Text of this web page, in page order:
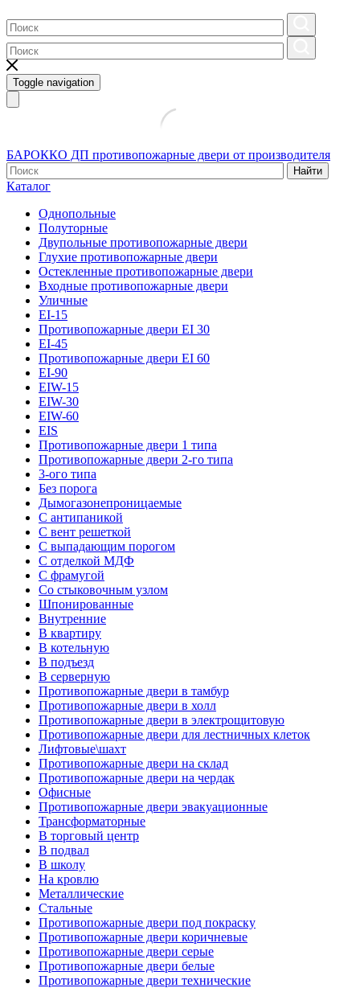
Toggle navigation
БАРОККО ДП противопожарные двери от производителя
Найти
Каталог
Однопольные
Полуторные
Двупольные противопожарные двери
Глухие противопожарные двери
Остекленные противопожарные двери
Входные противопожарные двери
Уличные
EI-15
Противопожарные двери EI 30
EI-45
Противопожарные двери EI 60
EI-90
EIW-15
EIW-30
EIW-60
EIS
Противопожарные двери 1 типа
Противопожарные двери 2-го типа
3-ого типа
Без порога
Дымогазонепроницаемые
С антипаникой
С вент решеткой
С выпадающим порогом
С отделкой МДФ
С фрамугой
Со стыковочным узлом
Шпонированные
Внутренние
В квартиру
В котельную
В подъезд
В серверную
Противопожарные двери в тамбур
Противопожарные двери в холл
Противопожарные двери в электрощитовую
Противопожарные двери для лестничных клеток
Лифтовые\шахт
Противопожарные двери на склад
Противопожарные двери на чердак
Офисные
Противопожарные двери эвакуационные
Трансформаторные
В торговый центр
В подвал
В школу
На кровлю
Металлические
Стальные
Противопожарные двери под покраску
Противопожарные двери коричневые
Противопожарные двери серые
Противопожарные двери белые
Противопожарные двери технические